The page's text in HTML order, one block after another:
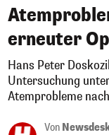
erneuter
Hans Peter
Untersuchung
Atemprobleme
Von